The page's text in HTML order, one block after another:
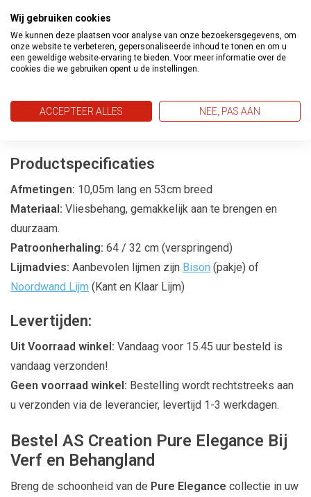
huis.
Creëer een Sensuele Sfeer
Met dePure Elegancebehangcollectie kunt u een
harmonieuze patronen en zachte kleuren zorgen voor een
Productspecificaties
Afmetingen: 10,05m lang en 53cm breed
Materiaal: Vliesbehang, gemakkelijk aan te brengen en
duurzaam.
Patroonherhaling: 64 / 32 cm (verspringend)
Lijmadvies: Aanbevolen lijmen zijn Bison (pakje) of
Noordwand Lijm (Kant en Klaar Lijm)
Levertijden:
Uit Voorraad winkel: Vandaag voor 15.45 uur besteld is
vandaag verzonden!
Geen voorraad winkel: Bestelling wordt rechtstreeks aan
u verzonden via de leverancier, levertijd 1-3 werkdagen.
Bestel AS Creation Pure Elegance Bij
Verf en Behangland
Breng de schoonheid van de Pure Elegance collectie in uw
Wij gebruiken cookies
We kunnen deze plaatsen voor analyse van onze bezoekersgegevens, om
onze website te verbeteren, gepersonaliseerde inhoud te tonen en om u
een geweldige website-ervaring te bieden. Voor meer informatie over de
cookies die we gebruiken opent u de instellingen.
ACCEPTEER ALLES NEE, PAS AAN